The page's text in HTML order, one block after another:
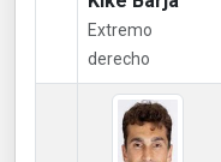
Extremo
derecho